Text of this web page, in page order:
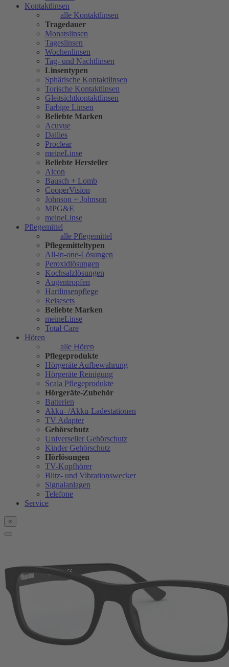
Kontaktlinsen
alle Kontaktlinsen
Tragedauer
Monatslinsen
Tageslinsen
Wochenlinsen
Tag- und Nachtlinsen
Linsentypen
Sphärische Kontaktlinsen
Torische Kontaktlinsen
Gleitsichtkontaktlinsen
Farbige Linsen
Beliebte Marken
Acuvue
Dailies
Proclear
meineLinse
Beliebte Hersteller
Alcon
Bausch + Lomb
CooperVision
Johnson + Johnson
MPG&E
meineLinse
Pflegemittel
alle Pflegemittel
Pflegemitteltypen
All-in-one-Lösungen
Peroxidlösungen
Kochsalzlösungen
Augentropfen
Hartlinsenpflege
Reisesets
Beliebte Marken
meineLinse
Total Care
Hören
alle Hören
Pflegeprodukte
Hörgeräte Aufbewahrung
Hörgeräte Reinigung
Scala Pflegeprodukte
Hörgeräte-Zubehör
Batterien
Akku- /Akku-Ladestationen
TV Adapter
Gehörschutz
Universeller Gehörschutz
Kinder Gehörschutz
Hörlösungen
TV-Kopfhörer
Blitz- und Vibrationswecker
Signalanlagen
Telefone
Service
×